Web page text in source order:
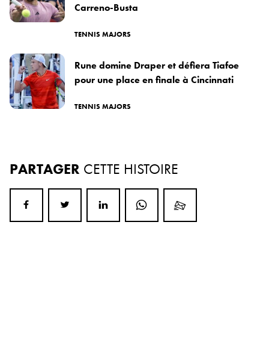
Carreno-Busta
TENNIS MAJORS
Rune domine Draper et défiera Tiafoe
pour une place en finale à Cincinnati
TENNIS MAJORS
PARTAGER CETTE HISTOIRE